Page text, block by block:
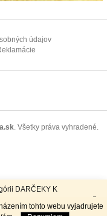
tohto webu vyjadrujete
DARČEKY K
ZADARMO.
údajov
. Všetky práva vyhradené.